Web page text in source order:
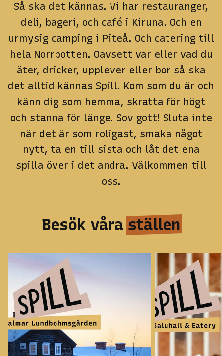
Så ska det kännas. Vi har restauranger,
deli, bageri, och café i Kiruna. Och en
urmysig camping i Piteå. Och catering till
hela Norrbotten. Oavsett var eller vad du
äter, dricker, upplever eller bor så ska
det alltid kännas Spill. Kom som du är och
känn dig som hemma, skratta för högt
och stanna för länge. Sov gott! Sluta inte
när det är som roligast, smaka något
nytt, ta en till sista och låt det ena
spilla över i det andra. Välkommen till
oss.
Besök våra ställen